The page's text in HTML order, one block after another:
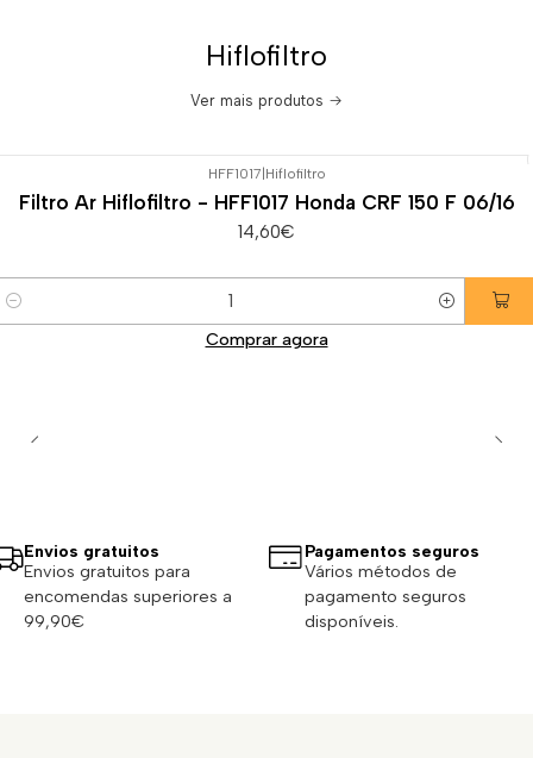
Hiflofiltro
Ver mais produtos
HFF1017 Hiflofiltro
Filtro Ar Hiflofiltro - HFF1017 Honda CRF 150 F 06/16
14,60€
Comprar agora
Envios gratuitos
Envios gratuitos para
encomendas superiores a
99,90€
Pagamentos seguros
Vários métodos de
pagamento seguros
disponíveis.